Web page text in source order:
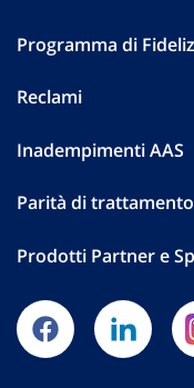
Programma di
Reclami
Inadempimenti AAS
Parità di trattamento
Prodotti Partner e